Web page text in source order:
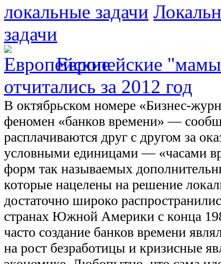
задачи
Европейские
отчитались за 2012 год
В октябрьском номере «Бизнес-
феномен «банков времени» —
расплачиваются друг с другом за
условными единицами — «часами
форм так называемых
которые нацелены на решение
достаточно широко
странах Южной Америки с конца
часто создание банков времени
на рост безработицы и кризисные